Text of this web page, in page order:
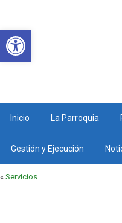
Inicio La Parroquia
Gestión y Ejecución
« Servicios
Abrir barra de herramientas